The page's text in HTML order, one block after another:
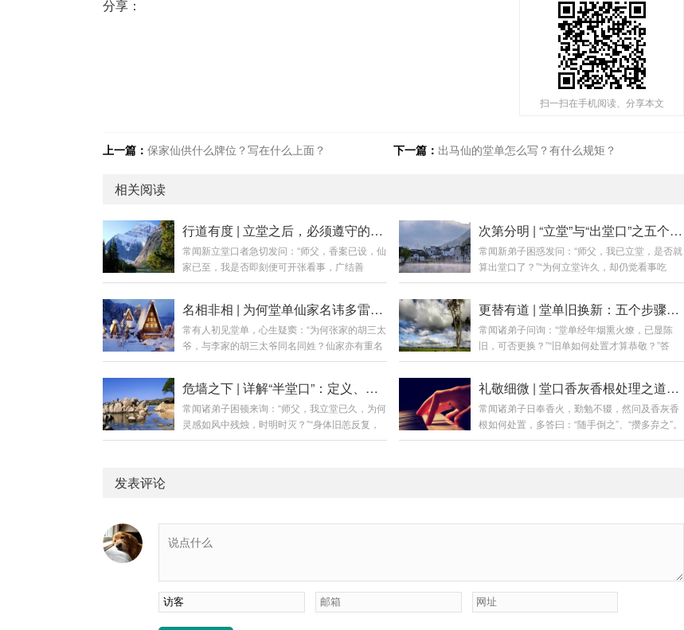
分享：
扫一扫在手机阅读、分享本文
上一篇： 保家仙供什么牌位？写在什么上面？ 下一篇： 出马仙的堂单怎么写？有什么规矩？
相关阅读
行道有度 | 立堂之后，必须遵守的五项看事原则
常闻新立堂口者急切发问：“师父，香案已设，仙
家已至，我是否即刻便可开张看事，广结善
缘？”答曰：立堂如破土动工，看事如开门迎客。
屋漏，重则房倒人伤。行道之事，急不来，亦乱
不得。今日便将立堂初期看事之五项铁律，为诸
位新弟子一一阐明。第一章：原则一——立堂不
等于可以看事（需经磨合）核心要义：仪式完
回“家”，但家里如何相处、如何配合，还需时间
打磨。磨合期关键任务：每日香火不断：建立稳
定的沟通习惯，...
次第分明 | “立堂”与“出堂口”之五个本质区别
常闻新弟子困惑发问：“师父，我已立堂，是否就
算出堂口了？”“为何立堂许久，却仍觉看事吃
力？”答曰：立堂是仪轨之始，出堂口是功夫之
事。若混为一谈，则易生急功近利之心，反成修
行路上之障碍。今日便为诸位详述此二者之五个
本质区别。第一章：区别一——性质不同（仪式
vs 状态）立堂（仪式）如新婚典礼，是一场正式
等流程，确立弟子与仙家的正式盟约。出堂口
（状态）如婚后生活，是一种状态。当弟子与仙
家磨合日久，...
名相非相 | 为何堂单仙家名讳多雷同？五因详解
常有人初见堂单，心生疑窦：“为何张家的胡三太
爷，与李家的胡三太爷同名同姓？仙家亦有重名
之俗？”更有弟子自疑：“吾家堂单与人仿佛，莫
乃修行界之“公用密号”。其理若何？今日为诸位
详述五因，以解群疑。第一章：总论——代号非
真名首要之务，须明一理：堂单上所书，乃“代
号”与“职称”，而非仙家之“真名”与“身份证”。譬
更替有道 | 堂单旧换新：五个步骤，敬送迎请之全法
常闻诸弟子问询：“堂单经年烟熏火燎，已显陈
旧，可否更换？”“旧单如何处置才算恭敬？”答
曰：堂单承载仙灵气场，岁月久矣，尘垢蒙蔽，
严仪轨。今日便将换堂单之判断标准、吉日良
辰、详尽步骤与核心忌讳，为诸位一一厘清。第
一章：缘起——何时该换堂单？堂单乃仙家法脉
之载体，出现以下情形，即为更换之机：破损严
危墙之下 | 详解“半堂口”：定义、危害与化解之道
常闻诸弟子困顿来询：“师父，我立堂已久，为何
灵感如风中残烛，时明时灭？”“身体旧恙反复，
查无实据，是否堂口未全？”“半堂口究竟何意？
位。好比盖房：正规堂口是地基坚实、梁柱俱
全、门户洞开的完整宅院；半堂口则是墙未砌
义：具体表现...
礼敬细微 | 堂口香灰香根处理之道：处置不当，福运亦成空
常闻诸弟子日奉香火，勤勉不辍，然问及香灰香
根如何处置，多答曰：“随手倒之”、“攒多弃之”。
殊不知，此乃大不敬。香灰：为香火承载仙师灵
持。故而，香灰...
发表评论